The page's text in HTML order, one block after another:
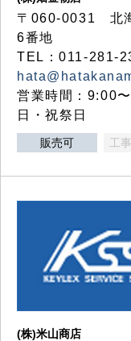
〒060-0031 北
6番地
TEL：011-281-
営業時間：9:00
日・祝祭日
販売可 工
(株)米山商店